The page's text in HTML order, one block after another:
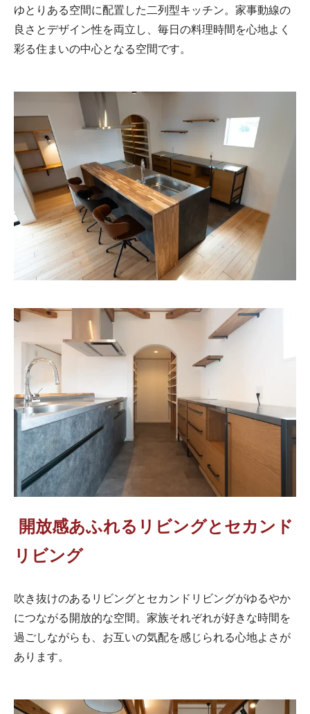
ゆとりある空間に配置した二列型キッチン。家事動線の
良さとデザイン性を両立し、毎日の料理時間を心地よく
彩る住まいの中心となる空間です。
開放感あふれるリビングとセカンド
リビング
吹き抜けのあるリビングとセカンドリビングがゆるやか
につながる開放的な空間。家族それぞれが好きな時間を
過ごしながらも、お互いの気配を感じられる心地よさが
あります。